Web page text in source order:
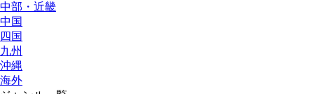
中部・近畿
中国
四国
九州
沖縄
海外